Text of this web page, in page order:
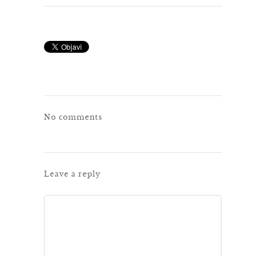
No comments
Leave a reply